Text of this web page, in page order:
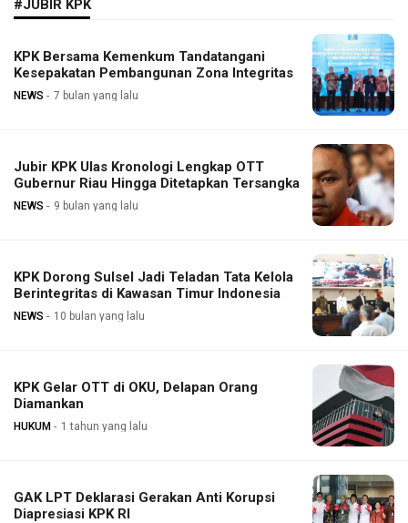
#JUBIR KPK
KPK Bersama Kemenkum Tandatangani
Kesepakatan Pembangunan Zona Integritas
NEWS 7 bulan yang lalu
Jubir KPK Ulas Kronologi Lengkap OTT
Gubernur Riau Hingga Ditetapkan Tersangka
NEWS 9 bulan yang lalu
KPK Dorong Sulsel Jadi Teladan Tata Kelola
Berintegritas di Kawasan Timur Indonesia
NEWS 10 bulan yang lalu
KPK Gelar OTT di OKU, Delapan Orang
Diamankan
HUKUM 1 tahun yang lalu
GAK LPT Deklarasi Gerakan Anti Korupsi
Diapresiasi KPK RI